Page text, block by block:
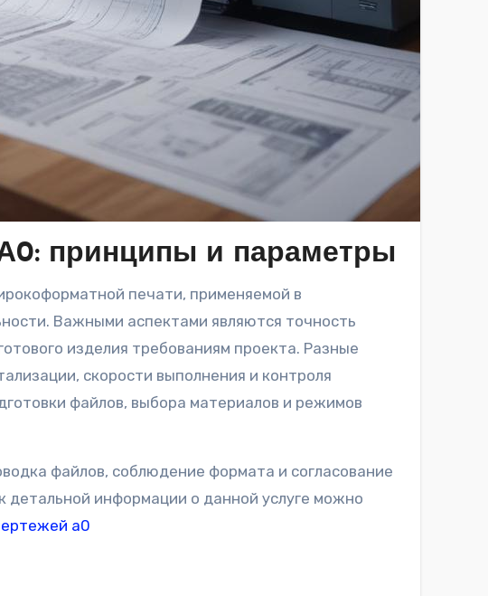
принципы и параметры
Важными аспектами являются точность
изделия требованиям проекта. Разные
скорости выполнения и контроля
файлов, выбора материалов и режимов
файлов, соблюдение формата и согласование
детальной информации о данной услуге можно
а0